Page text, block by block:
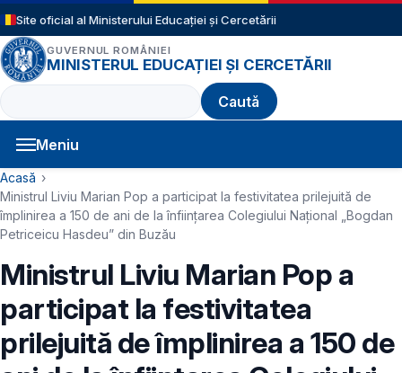
Sari la conținutul principal
Site oficial al Ministerului Educației și Cercetării
GUVERNUL ROMÂNIEI
MINISTERUL EDUCAȚIEI ȘI CERCETĂRII
Caută
Meniu
Navigație principală
Cale de navigare
Acasă
Ministrul Liviu Marian Pop a participat la festivitatea prilejuită de
împlinirea a 150 de ani de la înființarea Colegiului Național „Bogdan
Petriceicu Hasdeu” din Buzău
Ministrul Liviu Marian Pop a
participat la festivitatea
prilejuită de împlinirea a 150 de